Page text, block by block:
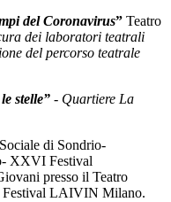
del Coronavirus” Teatro
dei laboratori teatrali
del percorso teatrale
stelle” - Quartiere La
di Sondrio-
XXVI Festival
presso il Teatro
Festival LAIVIN Milano.